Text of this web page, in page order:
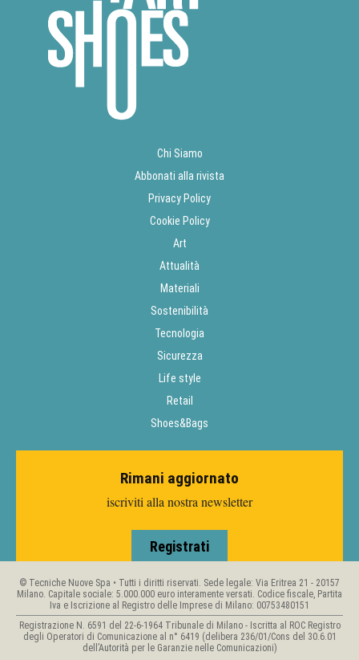
Chi Siamo
Abbonati alla rivista
Privacy Policy
Cookie Policy
Art
Attualità
Materiali
Sostenibilità
Tecnologia
Sicurezza
Life style
Retail
Shoes&Bags
Rimani aggiornato
iscriviti alla nostra newsletter
Registrati
© Tecniche Nuove Spa • Tutti i diritti riservati. Sede legale: Via Eritrea 21 - 20157
Milano. Capitale sociale: 5.000.000 euro interamente versati. Codice fiscale, Partita
Iva e Iscrizione al Registro delle Imprese di Milano: 00753480151
Registrazione N. 6591 del 22-6-1964 Tribunale di Milano - Iscritta al ROC Registro
degli Operatori di Comunicazione al n° 6419 (delibera 236/01/Cons del 30.6.01
dell’Autorità per le Garanzie nelle Comunicazioni)